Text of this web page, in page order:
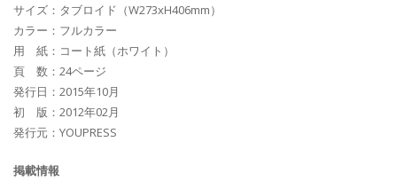
サイズ：タブロイド（W273xH406mm）
カラー：フルカラー
用 紙：コート紙（ホワイト）
頁 数：24ページ
発行日：2015年10月
初 版：2012年02月
発行元：YOUPRESS
掲載情報